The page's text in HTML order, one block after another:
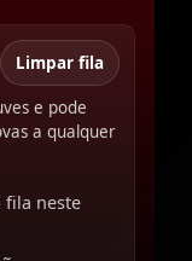
Limpar fila
e pode
a qualquer
fila neste